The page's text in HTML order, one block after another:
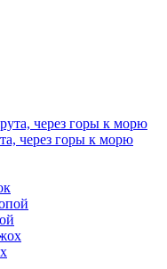
через горы к морю